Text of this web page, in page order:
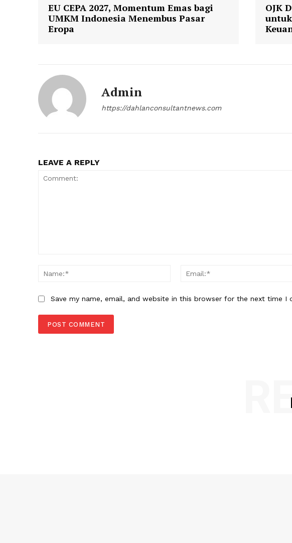
EU CEPA 2027, Momentum Emas bagi
UMKM Indonesia Menembus Pasar
Eropa
OJK
Admin
https://dahlanconsultantnews.com
LEAVE A REPLY
Name:*
Save my name, email, and website in this browser for the next time I